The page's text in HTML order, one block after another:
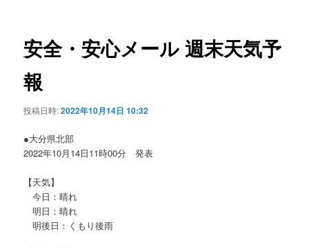
ゲ
ー
ョ
ン
安全・安心メール 週末天気予
報
投稿日時:2022年10月14日 10:32
●大分県北部
2022年10月14日11時00分 発表
【天気】
今日：晴れ
明日：晴れ
明後日：くもり後雨